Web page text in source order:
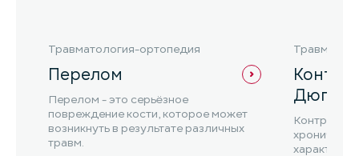
Травматология-ортопедия
Перелом
Перелом - это серьёзное
повреждение кости, которое может
возникнуть в результате различных
травм.